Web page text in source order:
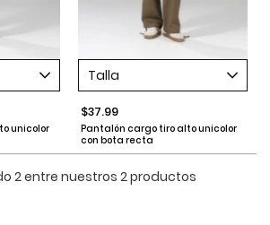
unicolor
Talla
$37.99
Pantalón cargo tiro alto unicolor
con bota recta
2 entre nuestros 2 productos